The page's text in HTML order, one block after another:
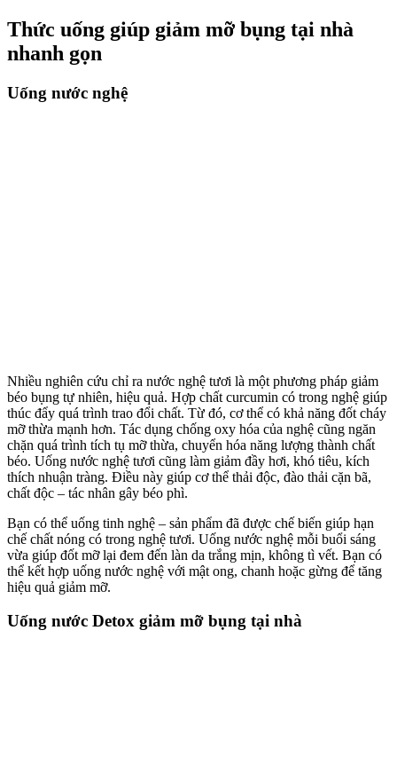
Thức uống giúp giảm mỡ bụng tại nhà
nhanh gọn
Uống nước nghệ
Nhiều nghiên cứu chỉ ra nước nghệ tươi là một phương pháp giảm
béo bụng tự nhiên, hiệu quả. Hợp chất curcumin có trong nghệ giúp
thúc đẩy quá trình trao đổi chất. Từ đó, cơ thể có khả năng đốt cháy
mỡ thừa mạnh hơn. Tác dụng chống oxy hóa của nghệ cũng ngăn
chặn quá trình tích tụ mỡ thừa, chuyển hóa năng lượng thành chất
béo. Uống nước nghệ tươi cũng làm giảm đầy hơi, khó tiêu, kích
thích nhuận tràng. Điều này giúp cơ thể thải độc, đào thải cặn bã,
chất độc – tác nhân gây béo phì.
Bạn có thể uống tinh nghệ – sản phẩm đã được chế biến giúp hạn
chế chất nóng có trong nghệ tươi. Uống nước nghệ mỗi buổi sáng
vừa giúp đốt mỡ lại đem đến làn da trắng mịn, không tì vết. Bạn có
thể kết hợp uống nước nghệ với mật ong, chanh hoặc gừng để tăng
hiệu quả giảm mỡ.
Uống nước Detox giảm mỡ bụng tại nhà